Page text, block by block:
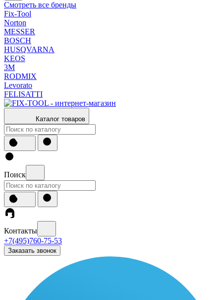
Смотреть все бренды
Fix-Tool
Norton
MESSER
BOSCH
HUSQVARNA
KEOS
3М
RODMIX
Levorato
FELISATTI
Каталог товаров
Поиск
Контакты
+7(495)760-75-53
Заказать звонок